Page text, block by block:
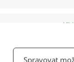
Spravovat
malé
látku